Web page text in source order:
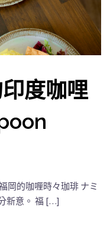
度咖哩
岡的咖喱時々珈琲 ナミ
新意。 福 […]